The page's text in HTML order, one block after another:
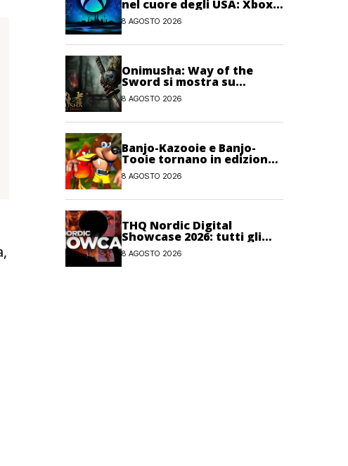
nel cuore degli USA: Xbox
One avrebbe ancora più
giocatori attivi
8 AGOSTO 2026
Onimusha: Way of the
Sword si mostra su
Nintendo Switch 2
8 AGOSTO 2026
Banjo-Kazooie e Banjo-
Tooie tornano in edizione
fisica su Evercade a
ottobre
8 AGOSTO 2026
THQ Nordic Digital
Showcase 2026: tutti gli
annunci, i trailer e le
novità dell’evento
8 AGOSTO 2026